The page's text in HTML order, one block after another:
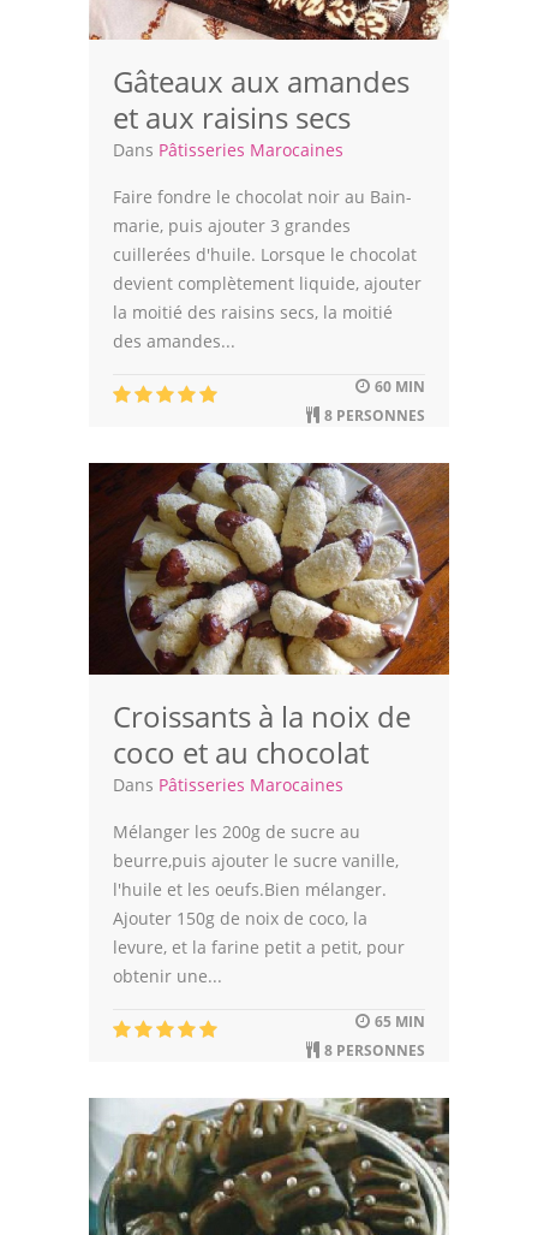
Gâteaux aux amandes
et aux raisins secs
Dans Pâtisseries Marocaines
Faire fondre le chocolat noir au Bain-
marie, puis ajouter 3 grandes
cuillerées d'huile. Lorsque le chocolat
devient complètement liquide, ajouter
la moitié des raisins secs, la moitié
des amandes...
60 MIN
8 PERSONNES
Croissants à la noix de
coco et au chocolat
Dans Pâtisseries Marocaines
Mélanger les 200g de sucre au
beurre,puis ajouter le sucre vanille,
l'huile et les oeufs.Bien mélanger.
Ajouter 150g de noix de coco, la
levure, et la farine petit a petit, pour
obtenir une...
65 MIN
8 PERSONNES